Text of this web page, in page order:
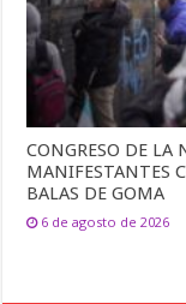
CONGRESO DE LA
MANIFESTANTES
BALAS DE GOMA
6 de agosto de 2026